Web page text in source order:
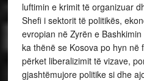
luftimin e krimit të organizuar
Shefi i sektorit të politikës,
evropian në Zyrën e
ka thënë se Kosova po hyn në
përket liberalizimit të vizave,
gjashtëmujore politike si dhe